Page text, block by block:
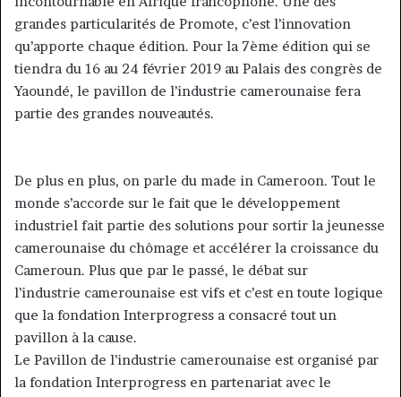
grandes particularités de Promote, c’est l’innovation
qu’apporte chaque édition. Pour la 7ème édition qui se
tiendra du 16 au 24 février 2019 au Palais des congrès de
Yaoundé, le pavillon de l’industrie camerounaise fera
partie des grandes nouveautés.
De plus en plus, on parle du made in Cameroon. Tout le
monde s’accorde sur le fait que le développement
industriel fait partie des solutions pour sortir la jeunesse
camerounaise du chômage et accélérer la croissance du
Cameroun. Plus que par le passé, le débat sur
l’industrie camerounaise est vifs et c’est en toute logique
que la fondation Interprogress a consacré tout un
pavillon à la cause.
Le Pavillon de l’industrie camerounaise est organisé par
la fondation Interprogress en partenariat avec le